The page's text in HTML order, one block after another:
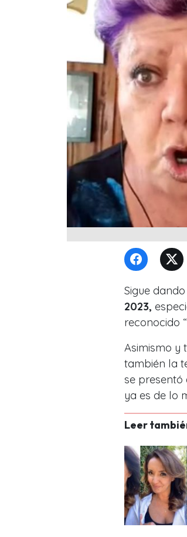
Sigue
2023,
reconocido
Asimismo y
también la
se presentó
ya es de lo
Leer